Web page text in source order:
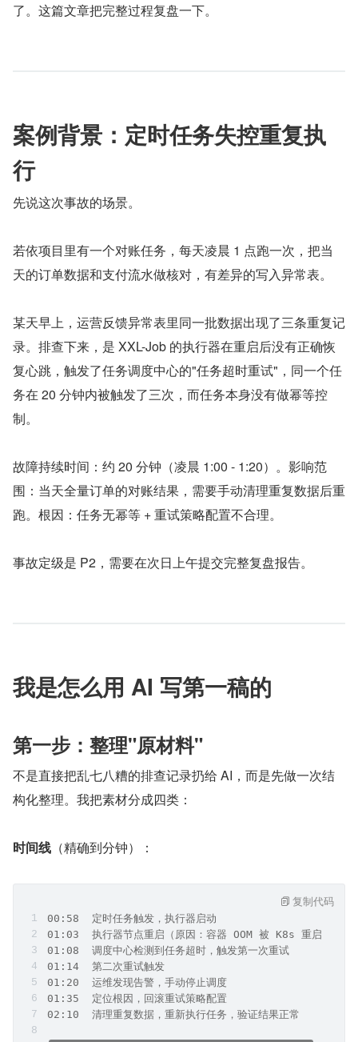
了。这篇文章把完整过程复盘一下。
案例背景：定时任务失控重复执
行
先说这次事故的场景。
若依项目里有一个对账任务，每天凌晨 1 点跑一次，把当
天的订单数据和支付流水做核对，有差异的写入异常表。
某天早上，运营反馈异常表里同一批数据出现了三条重复记
录。排查下来，是 XXL-Job 的执行器在重启后没有正确恢
复心跳，触发了任务调度中心的"任务超时重试"，同一个任
务在 20 分钟内被触发了三次，而任务本身没有做幂等控
制。
故障持续时间：约 20 分钟（凌晨 1:00 - 1:20）。影响范
围：当天全量订单的对账结果，需要手动清理重复数据后重
跑。根因：任务无幂等 + 重试策略配置不合理。
事故定级是 P2，需要在次日上午提交完整复盘报告。
我是怎么用 AI 写第一稿的
第一步：整理"原材料"
不是直接把乱七八糟的排查记录扔给 AI，而是先做一次结
构化整理。我把素材分成四类：
时间线 （精确到分钟）：
00:58  定时任务触发，执行器启动
01:03  执行器节点重启（原因：容器 OOM 被 K8s 重启）
01:08  调度中心检测到任务超时，触发第一次重试
01:14  第二次重试触发
01:20  运维发现告警，手动停止调度
01:35  定位根因，回滚重试策略配置
02:10  清理重复数据，重新执行任务，验证结果正常
复制代码